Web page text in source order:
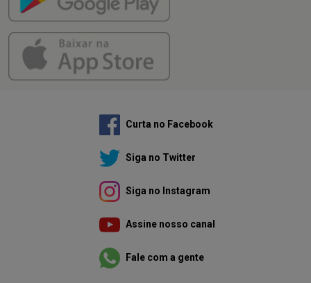
Curta no Facebook
Siga no Twitter
Siga no Instagram
Assine nosso canal
Fale com a gente